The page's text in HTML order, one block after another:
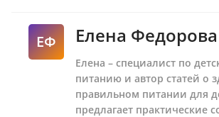
ЕФ Елена Федорова
Елена – специалист по
питанию и автор статей о
правильном питании для
предлагает практические